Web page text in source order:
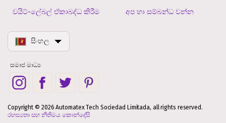
වයිට්-ලේබල් ඒකාබද්ධ කිරීම
අප හා සම්බන්ධ වන්න
සිංහල
සමාජ මාධ්‍ය
Copyright © 2026 Automatex Tech Sociedad Limitada, all rights reserved.
රහස්‍යතා සහ නීතිමය කොන්දේසි